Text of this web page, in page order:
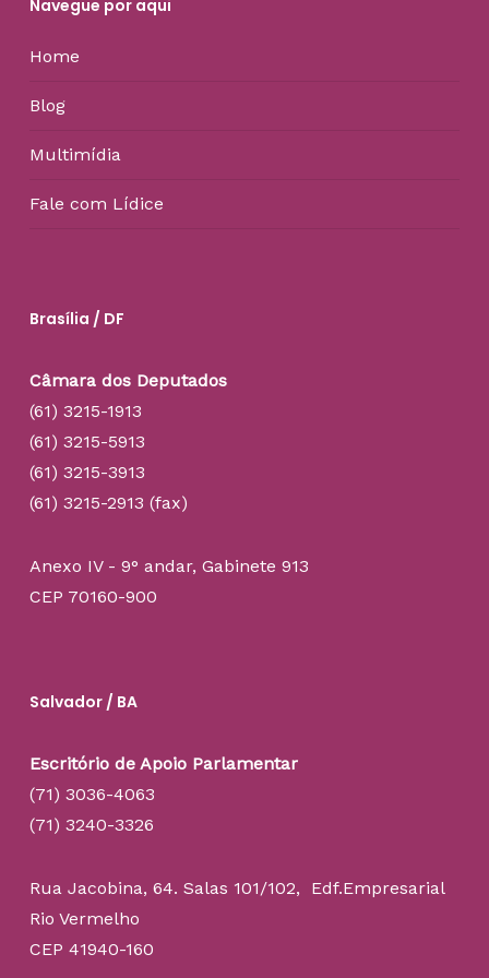
Navegue por aqui
Home
Blog
Multimídia
Fale com Lídice
Brasília / DF
Câmara dos Deputados
(61) 3215-1913
(61) 3215-5913
(61) 3215-3913
(61) 3215-2913 (fax)
Anexo IV - 9° andar, Gabinete 913
CEP 70160-900
Salvador / BA
Escritório de Apoio Parlamentar
(71) 3036-4063
(71) 3240-3326
Rua Jacobina, 64. Salas 101/102, Edf.Empresarial
Rio Vermelho
CEP 41940-160